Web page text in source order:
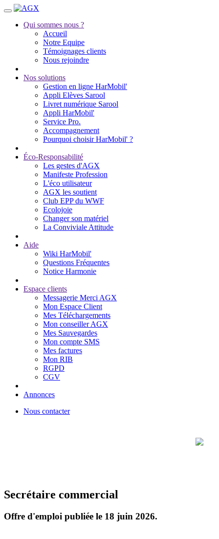
Qui sommes nous ?
Accueil
Notre Equipe
Témoignages clients
Nous rejoindre
Nos solutions
Gestion en ligne HarMobil'
Appli Elèves Sarool
Livret numérique Sarool
Appli HarMobil'
Service Pro.
Accompagnement
Pourquoi choisir HarMobil' ?
Éco-Responsabilité
Les gestes d'AGX
Manifeste Profession
L'éco utilisateur
AGX les soutient
Club EPP du WWF
Ecolojoie
Changer son matériel
La Conviviale Attitude
Aide
Wiki HarMobil'
Questions Fréquentes
Notice Harmonie
Espace clients
Messagerie Merci AGX
Mon Espace Client
Mes Téléchargements
Mon conseiller AGX
Mes Sauvegardes
Mon compte SMS
Mes factures
Mon RIB
RGPD
CGV
Annonces
Nous contacter
Secrétaire commercial
Offre d'emploi publiée le 18 juin 2026.